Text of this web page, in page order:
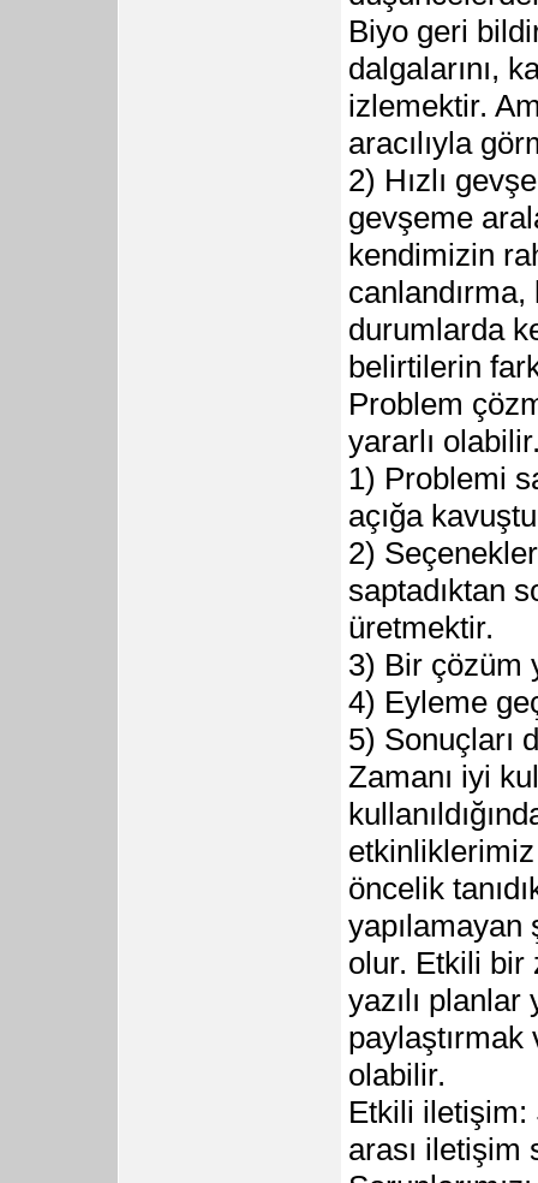
Biyo geri
dalgalarını,
izlemektir.
aracılıyla
2) Hızlı
gevşeme
kendimizin
canlandırma,
durumlarda
belirtilerin
Problem
yararlı
1) Problemi
açığa
2)
saptadıktan
üretmektir.
3) Bir çözüm
4) Eyleme
5) Sonuçları
Zamanı iyi
öncelik
yapılamayan
olur. Etkili bir
yazılı
olabilir.
Etkili iletişim:
arası iletişim